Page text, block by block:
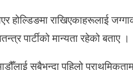
होल्डिङमा राखिएकाहरूलाई
पार्टीको मान्यता रहेको बताए ।
सबैभन्दा पहिलो प्राथमिकतामा